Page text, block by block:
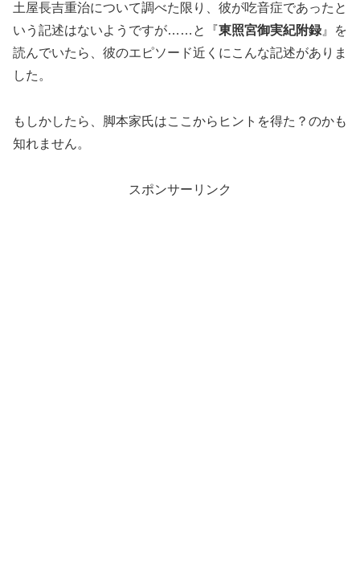
土屋長吉重治について調べた限り、彼が吃音症であったと
いう記述はないようですが……と『東照宮御実紀附録 』を
読んでいたら、彼のエピソード近くにこんな記述がありま
した。
もしかしたら、脚本家氏はここからヒントを得た？のかも
知れません。
スポンサーリンク